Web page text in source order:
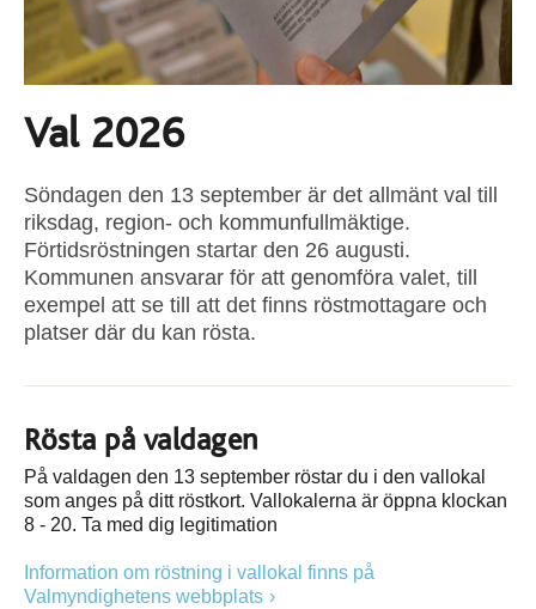
Val 2026
Söndagen den 13 september är det allmänt val till
riksdag, region- och kommunfullmäktige.
Förtidsröstningen startar den 26 augusti.
Kommunen ansvarar för att genomföra valet, till
exempel att se till att det finns röstmottagare och
platser där du kan rösta.
Rösta på valdagen
På valdagen den 13 september röstar du i den vallokal
som anges på ditt röstkort. Vallokalerna är öppna klockan
8 - 20. Ta med dig legitimation
Information om röstning i vallokal finns på
Valmyndighetens webbplats